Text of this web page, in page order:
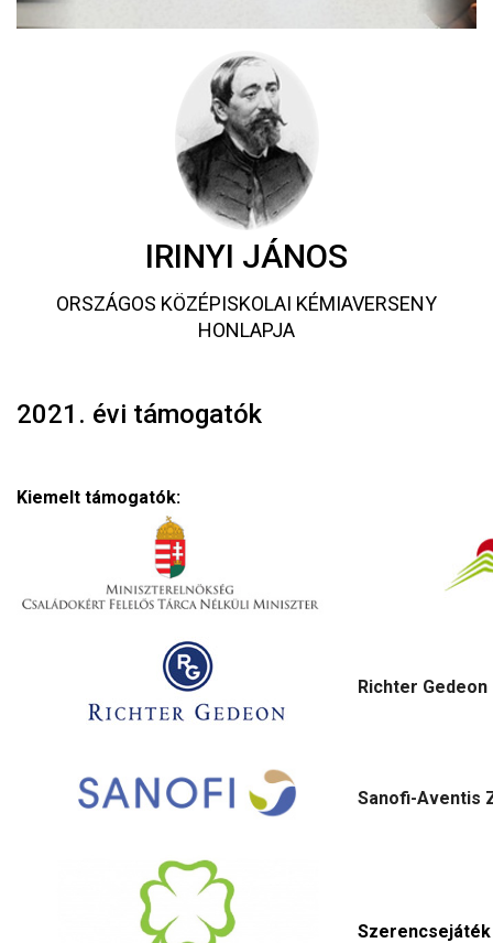
IRINYI JÁNOS
ORSZÁGOS KÖZÉPISKOLAI KÉMIAVERSENY
HONLAPJA
2021. évi támogatók
Kiemelt támogatók:
Richter Gedeon
Sanofi-Aventis